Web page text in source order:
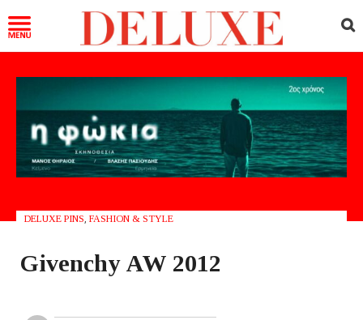
DELUXE PINS FASHION & STYLE
Givenchy AW 2012